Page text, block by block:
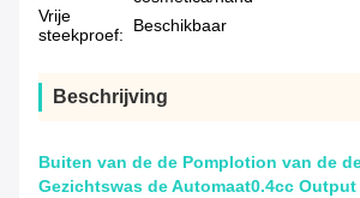
Vrije
steekproef:
Beschikbaar
Beschrijving
Buiten van de de Pomplotion van de
Gezichtswas de Automaat0.4cc Output